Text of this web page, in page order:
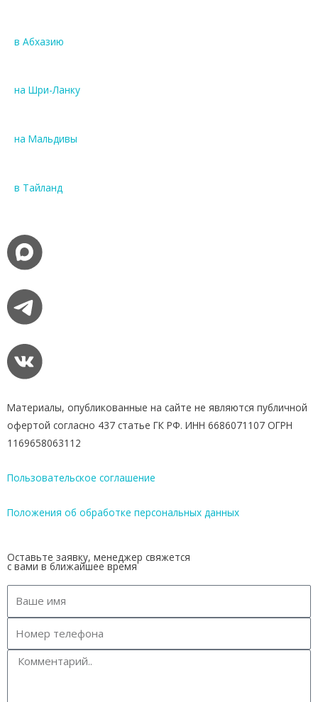
в Абхазию
на Шри-Ланку
на Мальдивы
в Тайланд
Материалы, опубликованные на сайте не являются публичной
офертой согласно 437 статье ГК РФ. ИНН 6686071107 ОГРН
1169658063112
Пользовательское соглашение
Положения об обработке персональных данных
Оставьте заявку, менеджер свяжется
с вами в ближайшее время